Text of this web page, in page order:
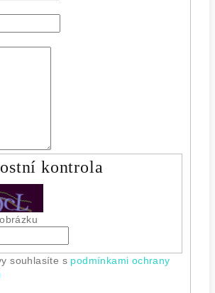
kontrola
souhlasíte s podmínkami ochrany